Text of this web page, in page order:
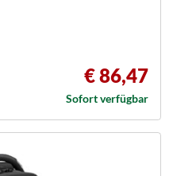
€ 86,47
Sofort verfügbar